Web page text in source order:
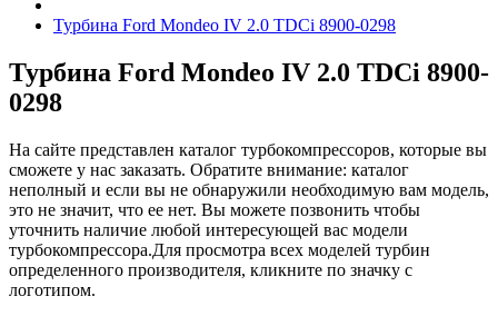
Турбина Ford Mondeo IV 2.0 TDCi 8900-0298
Турбина Ford Mondeo IV 2.0 TDCi 8900-
0298
На сайте представлен каталог турбокомпрессоров, которые вы
сможете у нас заказать. Обратите внимание: каталог
неполный и если вы не обнаружили необходимую вам модель,
это не значит, что ее нет. Вы можете позвонить чтобы
уточнить наличие любой интересующей вас модели
турбокомпрессора.Для просмотра всех моделей турбин
определенного производителя, кликните по значку с
логотипом.